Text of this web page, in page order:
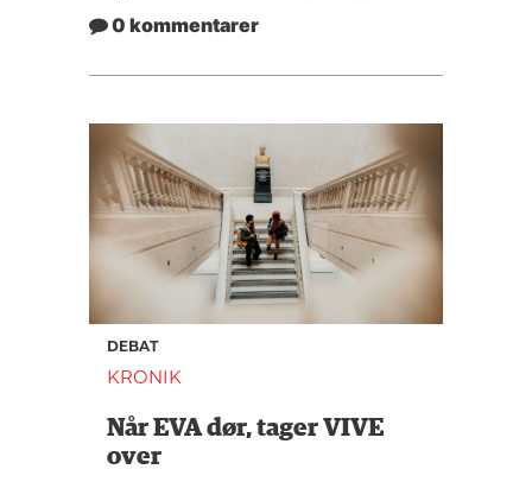
0 kommentarer
DEBAT
KRONIK
Når EVA dør, tager VIVE
over